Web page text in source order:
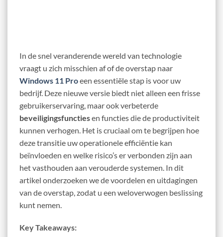
In de snel veranderende wereld van technologie
vraagt u zich misschien af of de overstap naar
Windows 11 Proeen essentiële stap is voor uw
bedrijf. Deze nieuwe versie biedt niet alleen een frisse
gebruikerservaring, maar ook verbeterde
beveiligingsfunctiesen functies die de productiviteit
kunnen verhogen. Het is cruciaal om te begrijpen hoe
deze transitie uw operationele efficiëntie kan
beïnvloeden en welke risico’s er verbonden zijn aan
het vasthouden aan verouderde systemen. In dit
artikel onderzoeken we de voordelen en uitdagingen
van de overstap, zodat u een weloverwogen beslissing
kunt nemen.
Key Takeaways: